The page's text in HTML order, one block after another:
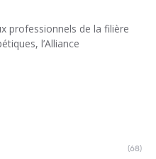
professionnels de la filière
l’Alliance
(68)